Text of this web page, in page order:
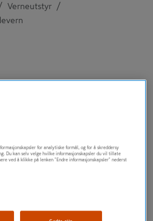
/ Verneutstyr /
for analytiske formål, og for å skreddersy
Du kan selv velge hvilke informasjonskapsler du vil tillate
ved å klikke på lenken "Endre informasjonskapsler" nederst